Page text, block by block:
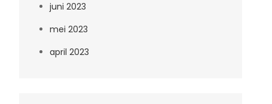
juni 2023
mei 2023
april 2023